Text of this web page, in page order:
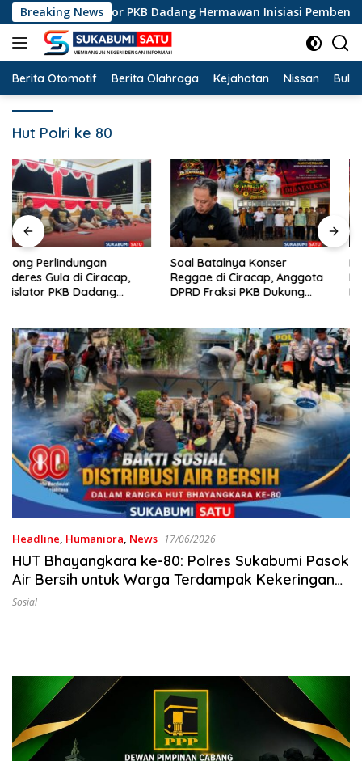
Langsung
ke
konten
Breaking News
Legislator PKB Dadang Hermawan Inisiasi Pembentukan
Berita Otomotif Berita Olahraga Kejahatan Nissan
Hut Polri ke 80
Soal Batalnya Konser
Reggae di Ciracap, Anggota
DPRD Fraksi PKB Dukung
Dituding Biang Narkoba dan
Miras, Musik Reggae Resmi
Dilarang di Ciracap
Headline, Humaniora, News 17/06/2026
HUT Bhayangkara ke-80: Polres Sukabumi Pasok
Air Bersih untuk Warga Terdampak Kekeringan
di Bantar Gadung
Sosial